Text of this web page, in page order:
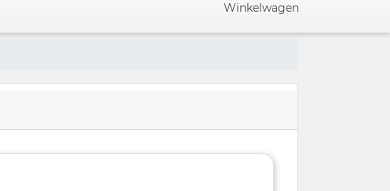
Winkelwagen